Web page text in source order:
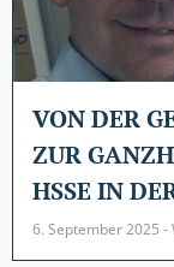
VON DER
ZUR
HSSE IN
6. September 2025 -